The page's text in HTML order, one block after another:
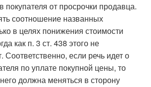
покупателя от просрочки продавца.
соотношение названных
в целях понижения стоимости
как п. 3 ст. 438 этого не
Соответственно, если речь идет о
по уплате покупной цены, то
должна меняться в сторону